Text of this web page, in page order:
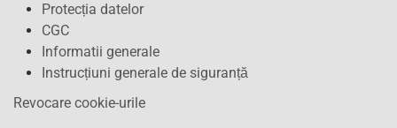
Protecția datelor
CGC
Informatii generale
Instrucțiuni generale de siguranță
Revocare cookie-urile